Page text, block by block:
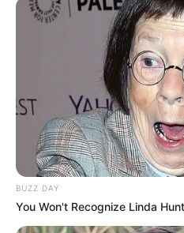
eljuss egy kifordult
BUZZ DAY
You Won't Recognize Linda